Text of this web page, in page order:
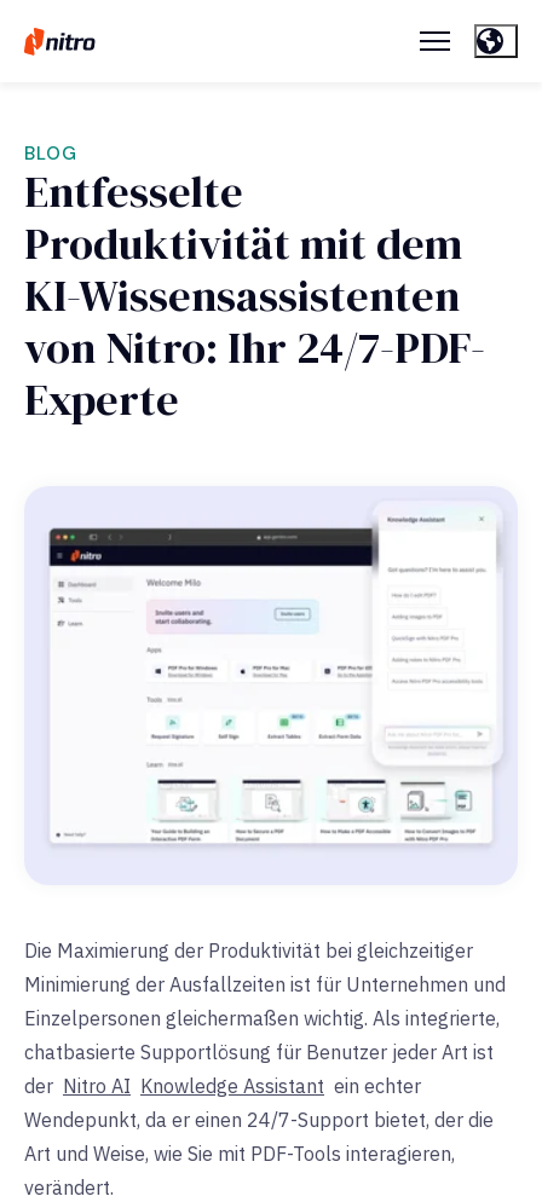
BLOG
Entfesselte
Produktivität mit dem
KI-Wissensassistenten
von Nitro: Ihr 24/7-PDF-
Experte
Die Maximierung der Produktivität bei gleichzeitiger
Minimierung der Ausfallzeiten ist für Unternehmen und
Einzelpersonen gleichermaßen wichtig. Als integrierte,
chatbasierte Supportlösung für Benutzer jeder Art ist
der Nitro AI Knowledge Assistant ein echter
Wendepunkt, da er einen 24/7-Support bietet, der die
Art und Weise, wie Sie mit PDF-Tools interagieren,
verändert.